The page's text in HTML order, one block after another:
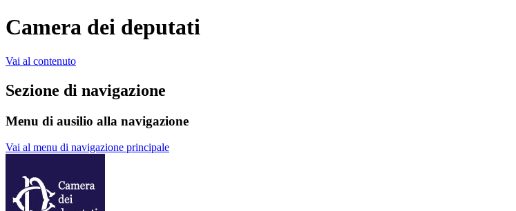
Camera dei deputati
Vai al contenuto
Sezione di navigazione
Menu di ausilio alla navigazione
Vai al menu di navigazione principale